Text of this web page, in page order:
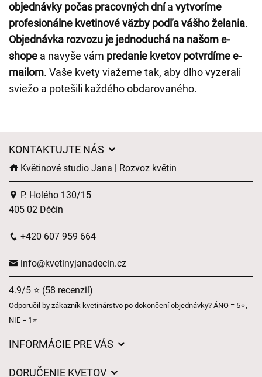
objednávky počas pracovných dnía vytvoríme
profesionálne kvetinové väzby podľa vášho želania.
Objednávka rozvozu je jednoduchá na našom e-
shope a navyše vám predanie kvetov potvrdíme e-
mailom. Vaše kvety viažeme tak, aby dlho vyzerali
sviežo a potešili každého obdarovaného.
KONTAKTUJTE NÁS
Květinové studio Jana | Rozvoz květin
P. Holého 130/15
405 02 Děčín
+420 607 959 664
info@kvetinyjanadecin.cz
4.9/5 ⭐ (58 recenzií)
Odporučil by zákazník kvetinárstvo po dokončení objednávky? ÁNO = 5⭐,
NIE = 1⭐
INFORMÁCIE PRE VÁS
DORUČENIE KVETOV